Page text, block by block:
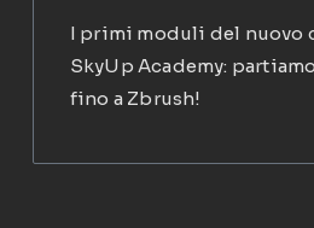
I primi moduli del nuovo
SkyUp Academy:
fino a Zbrush!